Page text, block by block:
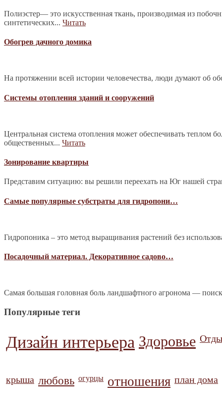
Полиэстер— это искусственная ткань, производимая из
синтетических... Читать
Обогрев дачного домика
На протяжении всей истории человечества, люди думают об
Системы отопления зданий и сооружений
Центральная система отопления может обеспечивать
общественных... Читать
Зонирование квартиры
Представим ситуацию: вы решили переехать на Юг нашей
Самые популярные субстраты для гидропони…
Гидропоника – это метод выращивания растений без
Посадочный материал. Декоративное садово…
Самая большая головная боль ландшафтного агронома —
Популярные теги
Дизайн интерьера Здоровье
крыша любовь огурцы отношения план дома